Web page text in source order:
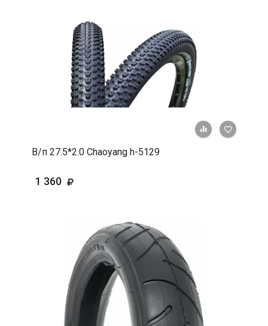
+ К
В/п 27.5*2.0 Chaoyang h-5129
1 360